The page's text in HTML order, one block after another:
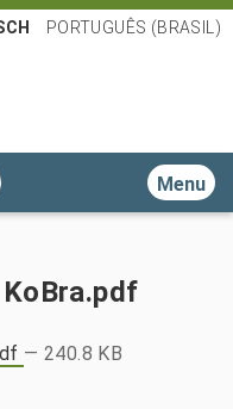
PORTUGUÊS (BRASIL)
Toggle
— 240.8 KB